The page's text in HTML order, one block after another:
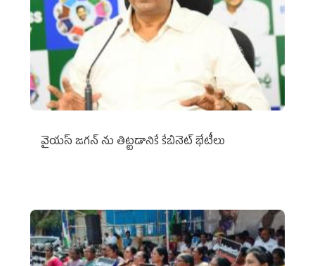
వైయ‌స్ జగన్‌ ను తిట్టడానికే కేబినెట్‌ భేటీలు